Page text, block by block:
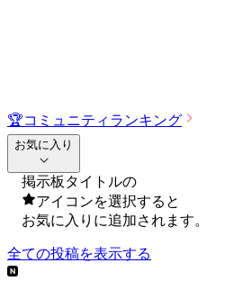
🏆コミュニティランキング
お気に入り
掲示板タイトルの
アイコンを選択すると
お気に入りに追加されます。
全ての投稿を表示する